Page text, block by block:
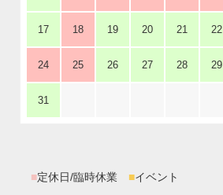
17 18 19 20 21 22
24 25 26 27 28 29
31
■定休日/臨時休業 ■イベント